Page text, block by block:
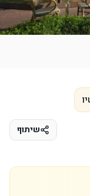
שיתוף